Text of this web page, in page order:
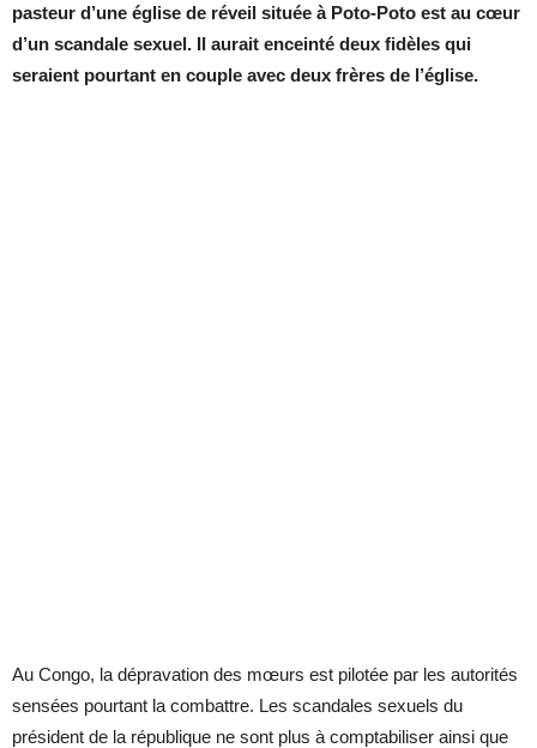
pasteur d’une église de réveil située à Poto-Poto est au cœur
d’un scandale sexuel. Il aurait enceinté deux fidèles qui
seraient pourtant en couple avec deux frères de l’église.
Au Congo, la dépravation des mœurs est pilotée par les autorités
sensées pourtant la combattre. Les scandales sexuels du
président de la république ne sont plus à comptabiliser ainsi que